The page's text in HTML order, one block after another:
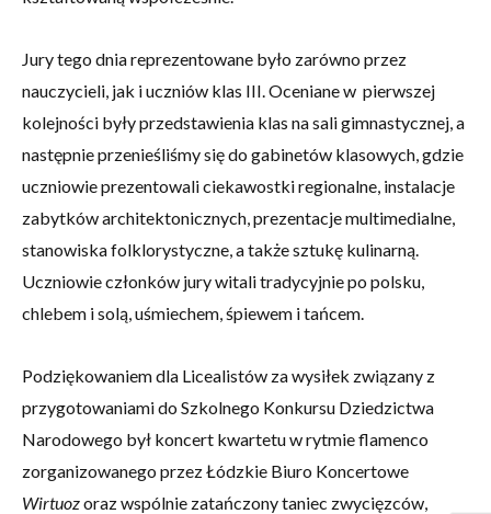
Jury tego dnia reprezentowane było zarówno przez
nauczycieli, jak i uczniów klas III. Oceniane w pierwszej
kolejności były przedstawienia klas na sali gimnastycznej, a
następnie przenieśliśmy się do gabinetów klasowych, gdzie
uczniowie prezentowali ciekawostki regionalne, instalacje
zabytków architektonicznych, prezentacje multimedialne,
stanowiska folklorystyczne, a także sztukę kulinarną.
Uczniowie członków jury witali tradycyjnie po polsku,
chlebem i solą, uśmiechem, śpiewem i tańcem.
Podziękowaniem dla Licealistów za wysiłek związany z
przygotowaniami do Szkolnego Konkursu Dziedzictwa
Narodowego był koncert kwartetu w rytmie flamenco
zorganizowanego przez Łódzkie Biuro Koncertowe
Wirtuozoraz wspólnie zatańczony taniec zwycięzców,